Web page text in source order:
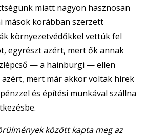
miatt nagyon hasznosan
mások korábban szerzett
környezetvédőkkel vettük fel
egyrészt azért, mert ők annak
— a hainburgi — ellen
mert már akkor voltak hírek
és építési munkával szállna
között kapta meg az